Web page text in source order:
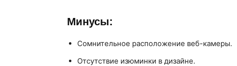
Минусы:
Сомнительное расположение веб-камеры.
Отсутствие изюминки в дизайне.